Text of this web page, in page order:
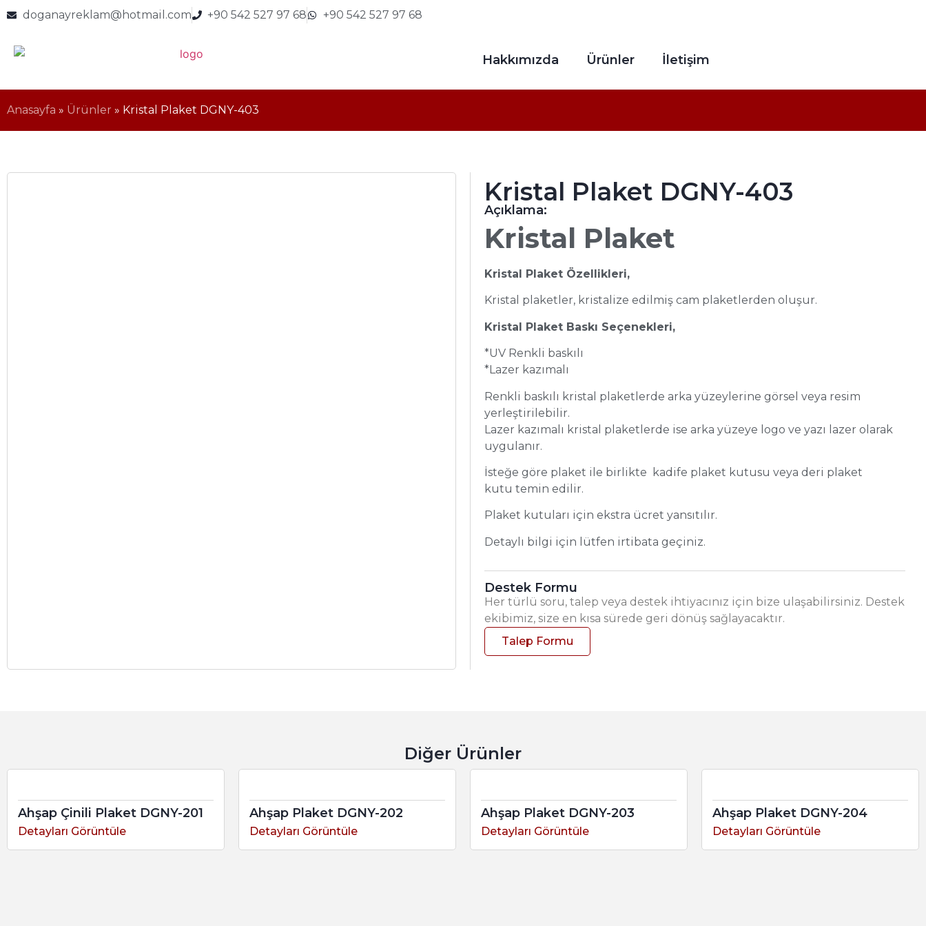
doganayreklam@hotmail.com +90 542 527 97 68 +90 542 527 97 68
Hakkımızda Ürünler İletişim
Anasayfa » Ürünler » Kristal Plaket DGNY-403
Kristal Plaket DGNY-403
Açıklama:
Kristal Plaket
Kristal Plaket Özellikleri,
Kristal plaketler, kristalize edilmiş cam plaketlerden oluşur.
Kristal Plaket Baskı Seçenekleri,
*UV Renkli baskılı
*Lazer kazımalı
Renkli baskılı kristal plaketlerde arka yüzeylerine görsel veya resim
yerleştirilebilir.
Lazer kazımalı kristal plaketlerde ise arka yüzeye logo ve yazı lazer olarak
uygulanır.
İsteğe göre plaket ile birlikte kadife plaket kutusu veya deri plaket
kutu temin edilir.
Plaket kutuları için ekstra ücret yansıtılır.
Detaylı bilgi için lütfen irtibata geçiniz.
Destek Formu
Her türlü soru, talep veya destek ihtiyacınız için bize ulaşabilirsiniz. Destek
ekibimiz, size en kısa sürede geri dönüş sağlayacaktır.
Talep Formu
Diğer Ürünler
Ahşap Çinili Plaket DGNY-201
Detayları Görüntüle
Ahşap Plaket DGNY-202
Detayları Görüntüle
Ahşap Plaket DGNY-203
Detayları Görüntüle
Ahşap Plaket DGNY-204
Detayları Görüntüle